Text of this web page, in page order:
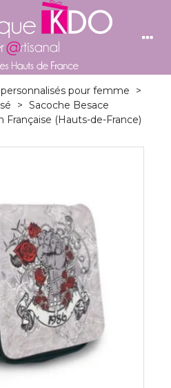
pour femme
>
> Sacoche Besace
Française (Hauts-de-France)